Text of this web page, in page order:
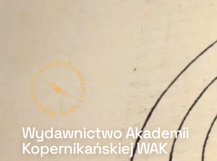
Wydawnictwo Akademii
Kopernikańskiej WAK